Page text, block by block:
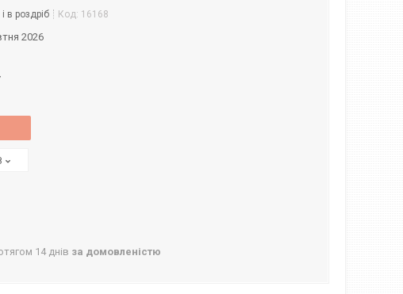
в роздріб Код: 16168
2026
14 днів за домовленістю